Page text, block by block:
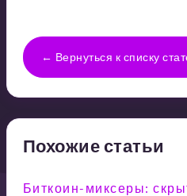
← Вернуться к списку
Похожие статьи
Биткоин-миксеры: